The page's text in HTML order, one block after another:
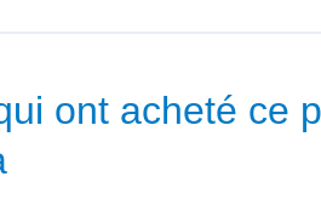
ont acheté ce